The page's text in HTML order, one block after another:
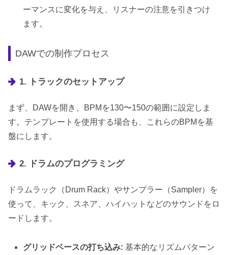
ーマンスに変化を与え、リスナーの注意を引きつけ
ます。
DAWでの制作プロセス
1. トラックのセットアップ
まず、DAWを開き、BPMを130〜150の範囲に設定しま
す。テンプレートを使用する場合も、これらのBPMを基
盤にします。
2. ドラムのプログラミング
ドラムラック（Drum Rack）やサンプラー（Sampler）を
使って、キック、スネア、ハイハットなどのサウンドをロ
ードします。
グリッドベースの打ち込み: 基本的なリズムパターン